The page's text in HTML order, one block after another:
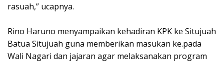
rasuah,” ucapnya.
Rino Haruno menyampaikan kehadiran KPK ke Situjuah
Batua Situjuah guna memberikan masukan ke.pada
Wali Nagari dan jajaran agar melaksanakan program